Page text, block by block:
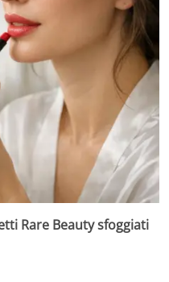
Rare Beauty sfoggiati